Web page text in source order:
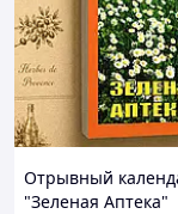
Отрывный
"Зеленая Аптека"